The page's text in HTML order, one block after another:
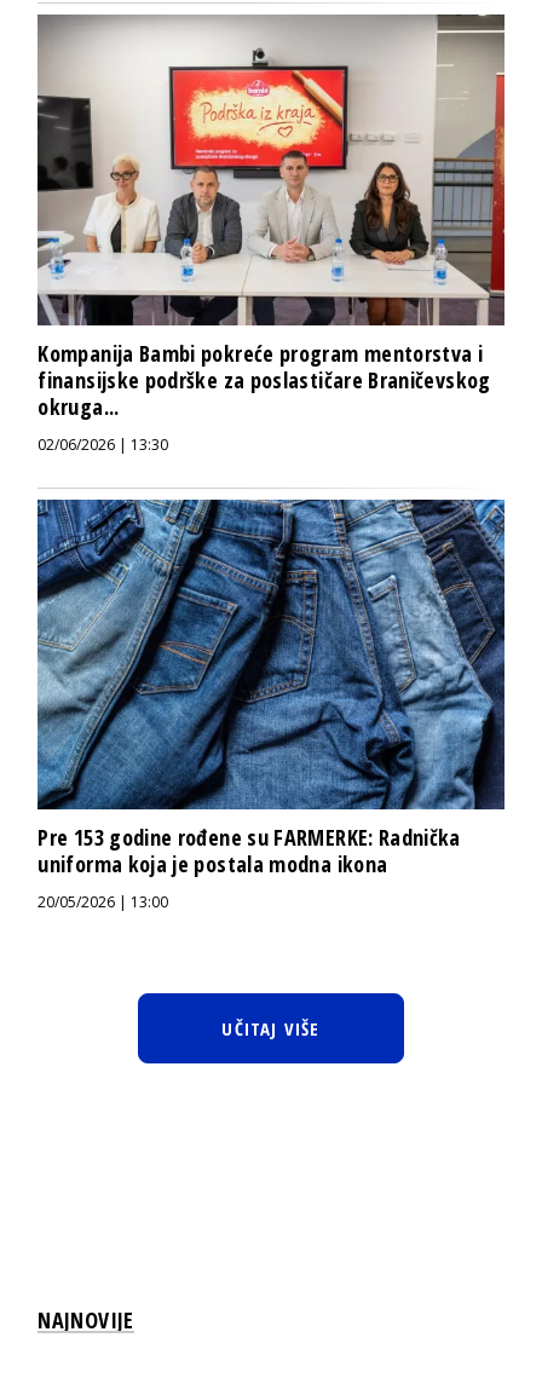
Kompanija Bambi pokreće program mentorstva i
finansijske podrške za poslastičare Braničevskog
okruga...
02/06/2026 | 13:30
Pre 153 godine rođene su FARMERKE: Radnička
uniforma koja je postala modna ikona
20/05/2026 | 13:00
UČITAJ VIŠE
NAJNOVIJE